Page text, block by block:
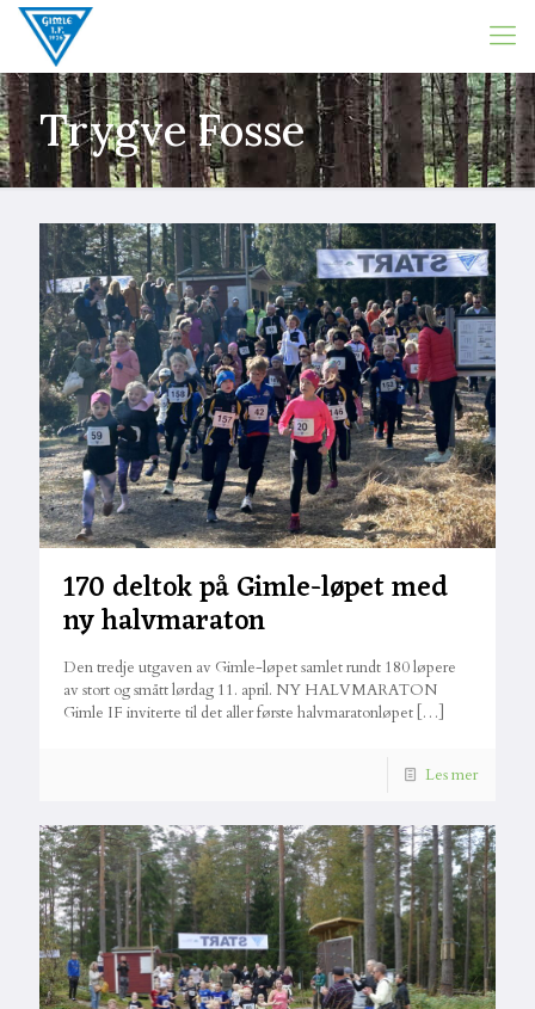
Trygve Fosse
170 deltok på Gimle-løpet med
ny halvmaraton
Den tredje utgaven av Gimle-løpet samlet rundt 180 løpere
av stort og smått lørdag 11. april. NY HALVMARATON
Gimle IF inviterte til det aller første halvmaratonløpet […]
Les mer